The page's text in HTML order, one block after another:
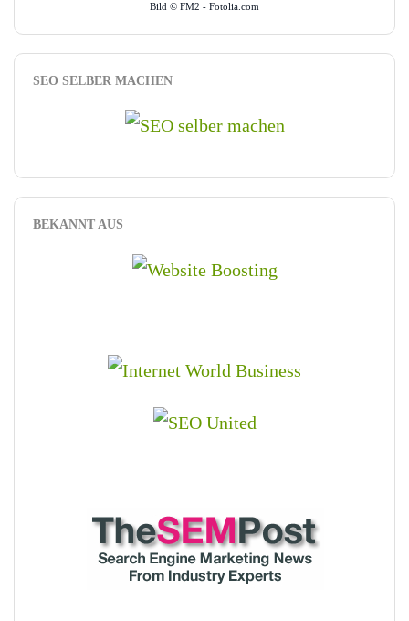
Bild © FM2 - Fotolia.com
SEO SELBER MACHEN
BEKANNT AUS